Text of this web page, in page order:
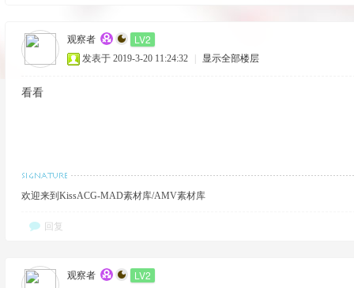
观察者 LV2
发表于 2019-3-20 11:24:32 显示全部楼层
看看
欢迎来到KissACG-MAD素材库/AMV素材库
回复
观察者 LV2